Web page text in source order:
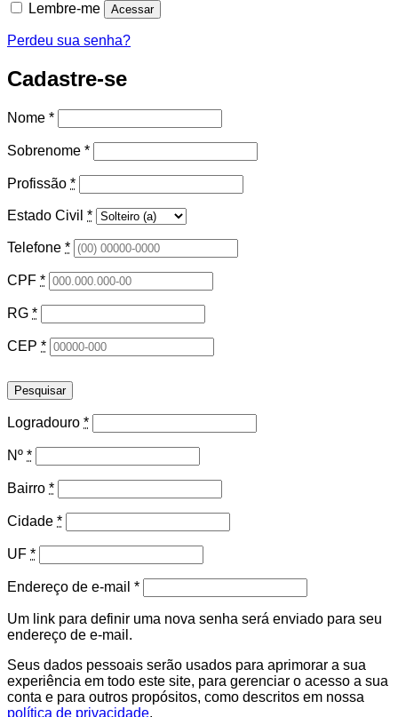
Lembre-me Acessar
Perdeu sua senha?
Cadastre-se
Nome *
Sobrenome *
Profissão *
Estado Civil *
Telefone *
CPF *
RG *
CEP *
Pesquisar
Logradouro *
Nº *
Bairro *
Cidade *
UF *
Endereço de e-mail *Obrigatório
Um link para definir uma nova senha será enviado para seu
endereço de e-mail.
Seus dados pessoais serão usados para aprimorar a sua
experiência em todo este site, para gerenciar o acesso a sua
conta e para outros propósitos, como descritos em nossa
política de privacidade.